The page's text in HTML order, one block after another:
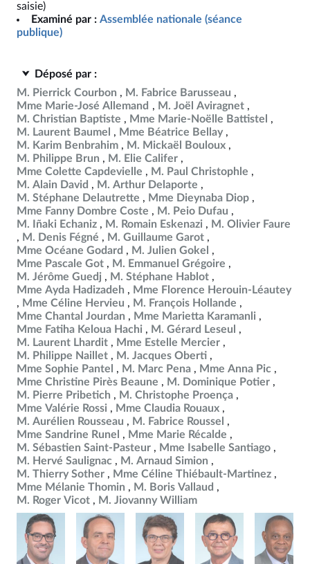
saisie)
Examiné par : Assemblée nationale (séance
publique)
Déposé par :
M. Pierrick Courbon
M. Fabrice Barusseau
Mme Marie-José Allemand
M. Joël Aviragnet
M. Christian Baptiste
Mme Marie-Noëlle Battistel
M. Laurent Baumel
Mme Béatrice Bellay
M. Karim Benbrahim
M. Mickaël Bouloux
M. Philippe Brun
M. Elie Califer
Mme Colette Capdevielle
M. Paul Christophle
M. Alain David
M. Arthur Delaporte
M. Stéphane Delautrette
Mme Dieynaba Diop
Mme Fanny Dombre Coste
M. Peio Dufau
M. Iñaki Echaniz
M. Romain Eskenazi
M. Olivier Faure
M. Denis Fégné
M. Guillaume Garot
Mme Océane Godard
M. Julien Gokel
Mme Pascale Got
M. Emmanuel Grégoire
M. Jérôme Guedj
M. Stéphane Hablot
Mme Ayda Hadizadeh
Mme Florence Herouin-Léautey
Mme Céline Hervieu
M. François Hollande
Mme Chantal Jourdan
Mme Marietta Karamanli
Mme Fatiha Keloua Hachi
M. Gérard Leseul
M. Laurent Lhardit
Mme Estelle Mercier
M. Philippe Naillet
M. Jacques Oberti
Mme Sophie Pantel
M. Marc Pena
Mme Anna Pic
Mme Christine Pirès Beaune
M. Dominique Potier
M. Pierre Pribetich
M. Christophe Proença
Mme Valérie Rossi
Mme Claudia Rouaux
M. Aurélien Rousseau
M. Fabrice Roussel
Mme Sandrine Runel
Mme Marie Récalde
M. Sébastien Saint-Pasteur
Mme Isabelle Santiago
M. Hervé Saulignac
M. Arnaud Simion
M. Thierry Sother
Mme Céline Thiébault-Martinez
Mme Mélanie Thomin
M. Boris Vallaud
M. Roger Vicot
M. Jiovanny William